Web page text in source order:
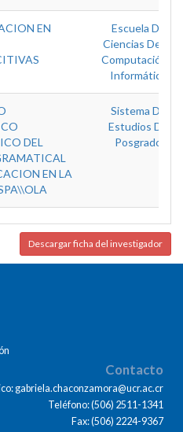
EN
Escuela De
Ciencias De La
Computación E
Informática
DEL
EN LA
Sistema De
Estudios De
Posgrado
Descargar ficha del investigador
Contacto
gabriela.chaconzamora@ucr.ac.cr
Teléfono: (506) 2511-1341
Fax: (506) 2224-9367